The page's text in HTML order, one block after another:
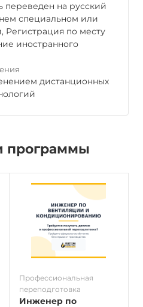
переведен на русский
специальном или
по месту
иностранного
дистанционных
программы
Профессиональная
переподготовка
Инженер по